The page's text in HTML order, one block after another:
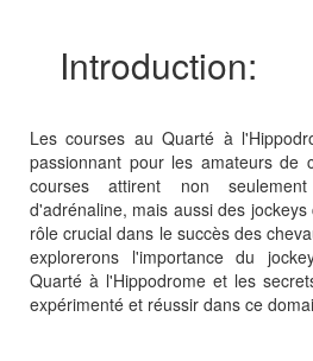
Introduction:
Les courses au Quarté à
passionnant pour les amateurs de
courses attirent non
d'adrénaline, mais aussi des
rôle crucial dans le succès des
explorerons l'importance du
Quarté à l'Hippodrome et les
expérimenté et réussir dans ce